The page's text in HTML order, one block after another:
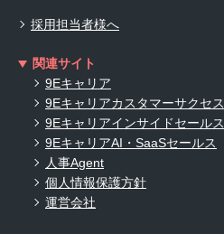
採用担当者様へ
関連サイト
9Eキャリア
9Eキャリアカスタマーサクセス
9Eキャリアインサイドセールス
9EキャリアAI・SaaSセールス
人事Agent
個人情報保護方針
運営会社